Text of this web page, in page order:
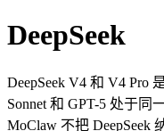
DeepSeek
DeepSeek V4 和 V4 Pro
Sonnet 和 GPT-5 处于同
MoClaw 不把 DeepSeek